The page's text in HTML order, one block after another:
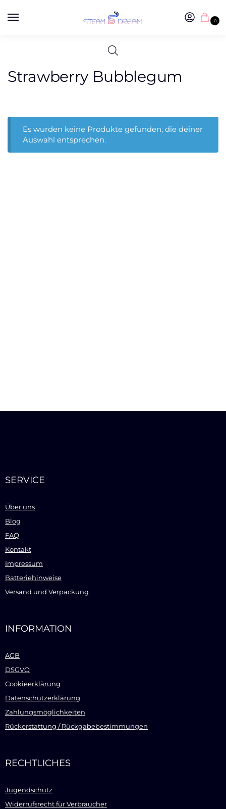
0
Strawberry Bubblegum
Es wurden keine Produkte gefunden, die deiner
Auswahl entsprechen.
SERVICE
Über uns
Blog
FAQ
Kontakt
Impressum
Batteriehinweise
Versand und Verpackung
INFORMATION
AGB
DSGVO
Cookieerklärung
Datenschutzerklärung
Zahlungsmöglichkeiten
Rückerstattung / Rückgabebestimmungen
RECHTLICHES
Jugendschutz
Widerrufsrecht für Verbraucher